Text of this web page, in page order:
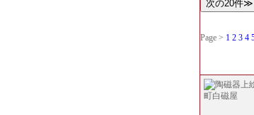
Page > 1 2 3 4